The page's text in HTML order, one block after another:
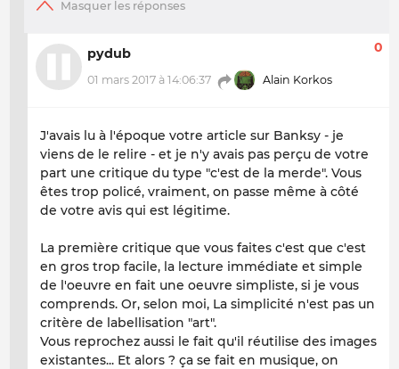
pydub
01 mars 2017 à 14:06:37 Alain Korkos
0
J'avais lu à l'époque votre article sur Banksy - je
viens de le relire - et je n'y avais pas perçu de votre
part une critique du type "c'est de la merde". Vous
êtes trop policé, vraiment, on passe même à côté
de votre avis qui est légitime.
La première critique que vous faites c'est que c'est
en gros trop facile, la lecture immédiate et simple
de l'oeuvre en fait une oeuvre simpliste, si je vous
comprends. Or, selon moi, La simplicité n'est pas un
critère de labellisation "art".
Vous reprochez aussi le fait qu'il réutilise des images
existantes... Et alors ? ça se fait en musique, on